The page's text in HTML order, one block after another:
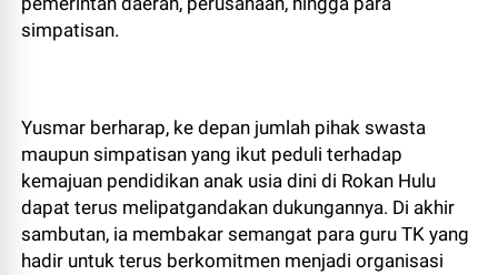
simpatisan.
Yusmar berharap, ke depan jumlah pihak swasta
maupun simpatisan yang ikut peduli terhadap
kemajuan pendidikan anak usia dini di Rokan Hulu
dapat terus melipatgandakan dukungannya. Di akhir
sambutan, ia membakar semangat para guru TK yang
hadir untuk terus berkomitmen menjadi organisasi